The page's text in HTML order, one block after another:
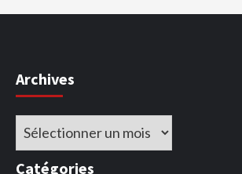
Archives
Archives
Catégories